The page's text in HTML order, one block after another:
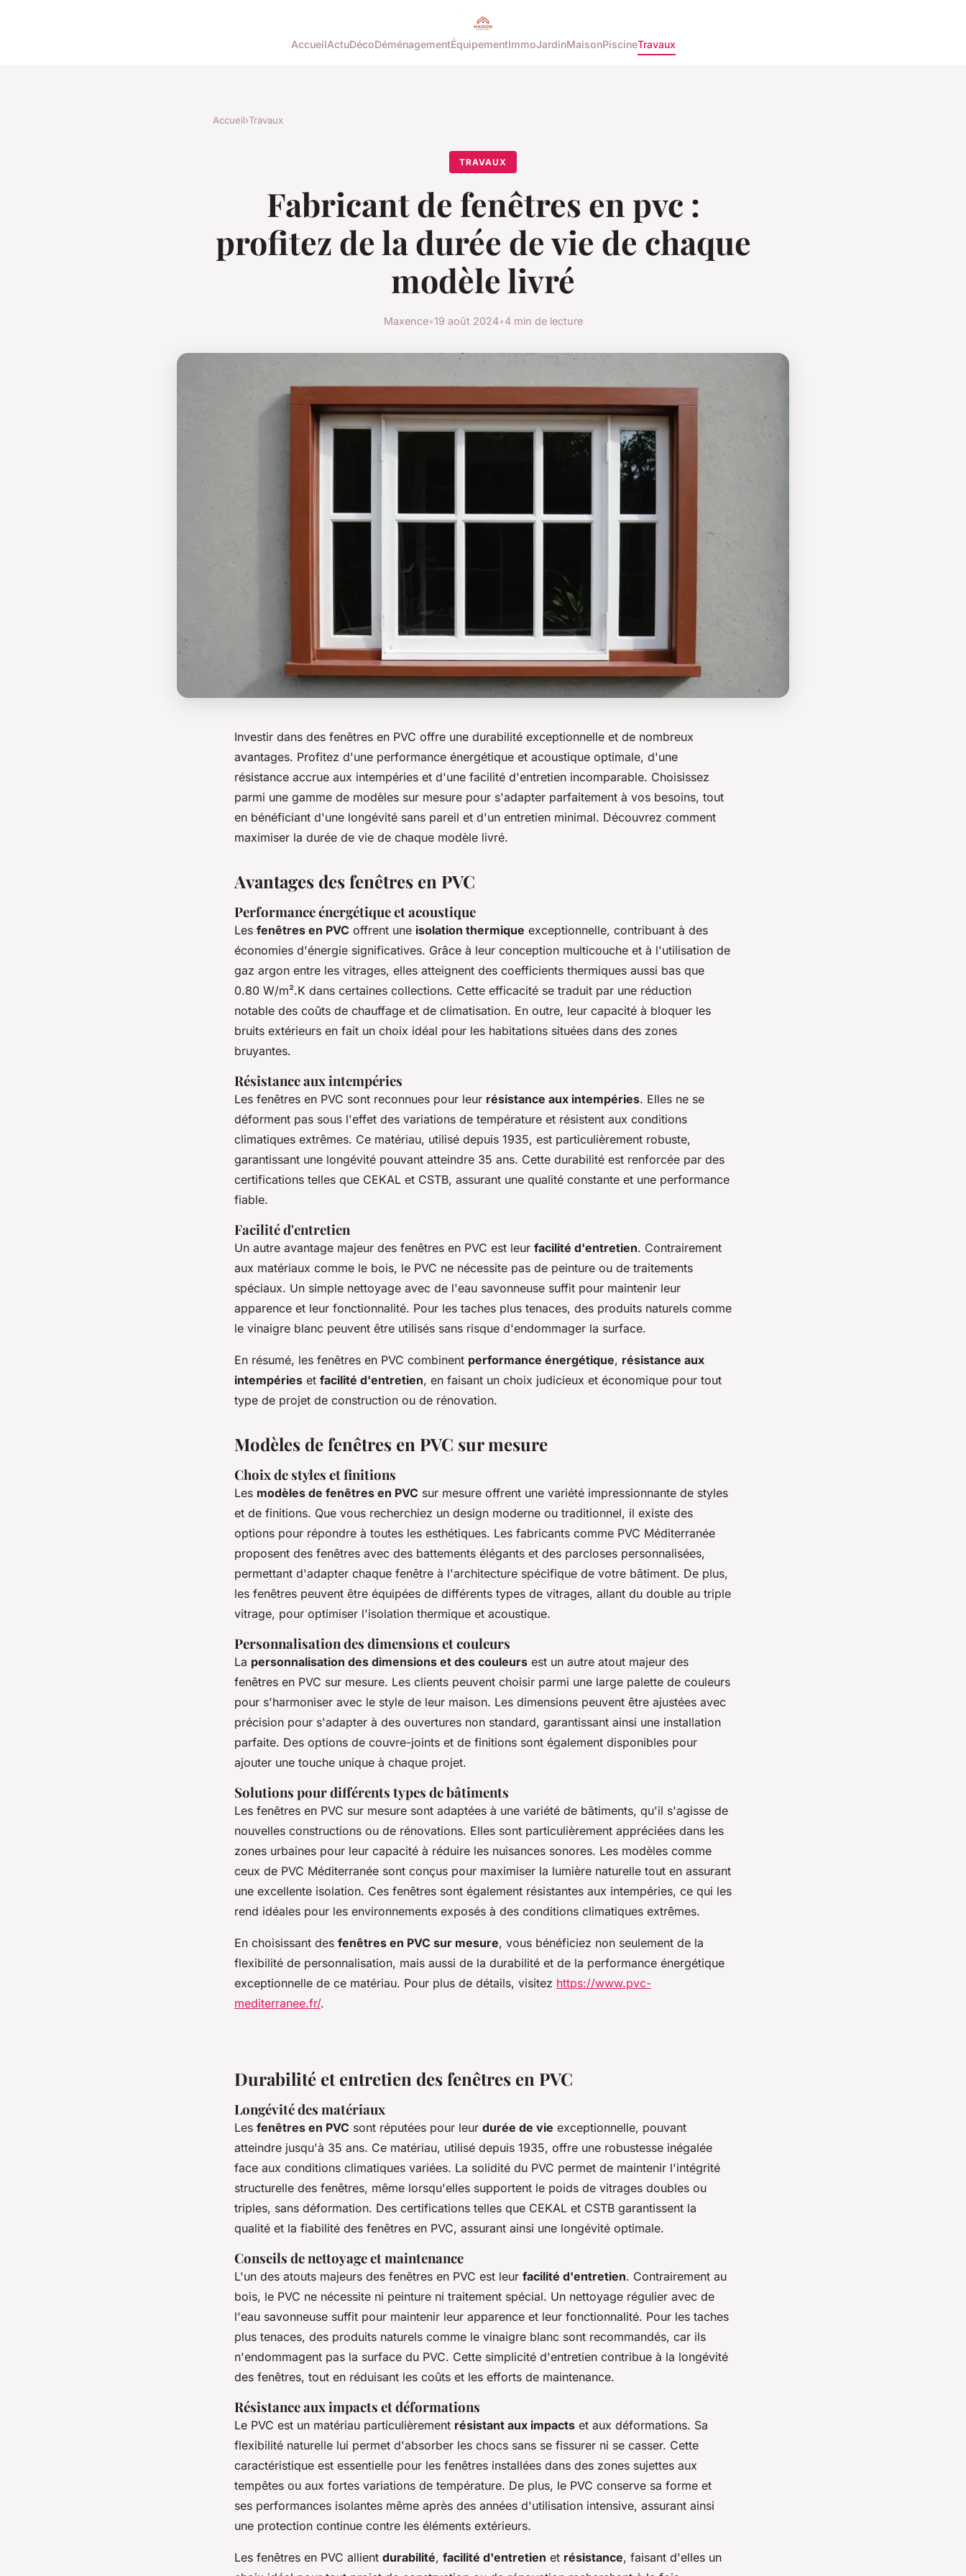
AccueilActuDécoDéménagementÉquipementImmoJardinMaisonPiscineTravaux
Accueil›Travaux
TRAVAUX
Fabricant de fenêtres en pvc :
profitez de la durée de vie de chaque
modèle livré
Maxence•19 août 2024•4 min de lecture
Investir dans des fenêtres en PVC offre une durabilité exceptionnelle et de nombreux
avantages. Profitez d'une performance énergétique et acoustique optimale, d'une
résistance accrue aux intempéries et d'une facilité d'entretien incomparable. Choisissez
parmi une gamme de modèles sur mesure pour s'adapter parfaitement à vos besoins, tout
en bénéficiant d'une longévité sans pareil et d'un entretien minimal. Découvrez comment
maximiser la durée de vie de chaque modèle livré.
Avantages des fenêtres en PVC
Performance énergétique et acoustique
Les fenêtres en PVC offrent une isolation thermique exceptionnelle, contribuant à des
économies d'énergie significatives. Grâce à leur conception multicouche et à l'utilisation de
gaz argon entre les vitrages, elles atteignent des coefficients thermiques aussi bas que
0.80 W/m².K dans certaines collections. Cette efficacité se traduit par une réduction
notable des coûts de chauffage et de climatisation. En outre, leur capacité à bloquer les
bruits extérieurs en fait un choix idéal pour les habitations situées dans des zones
bruyantes.
Résistance aux intempéries
Les fenêtres en PVC sont reconnues pour leur résistance aux intempéries. Elles ne se
déforment pas sous l'effet des variations de température et résistent aux conditions
climatiques extrêmes. Ce matériau, utilisé depuis 1935, est particulièrement robuste,
garantissant une longévité pouvant atteindre 35 ans. Cette durabilité est renforcée par des
certifications telles que CEKAL et CSTB, assurant une qualité constante et une performance
fiable.
Facilité d'entretien
Un autre avantage majeur des fenêtres en PVC est leur facilité d'entretien. Contrairement
aux matériaux comme le bois, le PVC ne nécessite pas de peinture ou de traitements
spéciaux. Un simple nettoyage avec de l'eau savonneuse suffit pour maintenir leur
apparence et leur fonctionnalité. Pour les taches plus tenaces, des produits naturels comme
le vinaigre blanc peuvent être utilisés sans risque d'endommager la surface.
En résumé, les fenêtres en PVC combinent performance énergétique, résistance aux
intempéries et facilité d'entretien, en faisant un choix judicieux et économique pour tout
type de projet de construction ou de rénovation.
Modèles de fenêtres en PVC sur mesure
Choix de styles et finitions
Les modèles de fenêtres en PVC sur mesure offrent une variété impressionnante de styles
et de finitions. Que vous recherchiez un design moderne ou traditionnel, il existe des
options pour répondre à toutes les esthétiques. Les fabricants comme PVC Méditerranée
proposent des fenêtres avec des battements élégants et des parcloses personnalisées,
permettant d'adapter chaque fenêtre à l'architecture spécifique de votre bâtiment. De plus,
les fenêtres peuvent être équipées de différents types de vitrages, allant du double au triple
vitrage, pour optimiser l'isolation thermique et acoustique.
Personnalisation des dimensions et couleurs
La personnalisation des dimensions et des couleurs est un autre atout majeur des
fenêtres en PVC sur mesure. Les clients peuvent choisir parmi une large palette de couleurs
pour s'harmoniser avec le style de leur maison. Les dimensions peuvent être ajustées avec
précision pour s'adapter à des ouvertures non standard, garantissant ainsi une installation
parfaite. Des options de couvre-joints et de finitions sont également disponibles pour
ajouter une touche unique à chaque projet.
Solutions pour différents types de bâtiments
Les fenêtres en PVC sur mesure sont adaptées à une variété de bâtiments, qu'il s'agisse de
nouvelles constructions ou de rénovations. Elles sont particulièrement appréciées dans les
zones urbaines pour leur capacité à réduire les nuisances sonores. Les modèles comme
ceux de PVC Méditerranée sont conçus pour maximiser la lumière naturelle tout en assurant
une excellente isolation. Ces fenêtres sont également résistantes aux intempéries, ce qui les
rend idéales pour les environnements exposés à des conditions climatiques extrêmes.
En choisissant des fenêtres en PVC sur mesure, vous bénéficiez non seulement de la
flexibilité de personnalisation, mais aussi de la durabilité et de la performance énergétique
exceptionnelle de ce matériau. Pour plus de détails, visitez https://www.pvc-
mediterranee.fr/.
Durabilité et entretien des fenêtres en PVC
Longévité des matériaux
Les fenêtres en PVC sont réputées pour leur durée de vie exceptionnelle, pouvant
atteindre jusqu'à 35 ans. Ce matériau, utilisé depuis 1935, offre une robustesse inégalée
face aux conditions climatiques variées. La solidité du PVC permet de maintenir l'intégrité
structurelle des fenêtres, même lorsqu'elles supportent le poids de vitrages doubles ou
triples, sans déformation. Des certifications telles que CEKAL et CSTB garantissent la
qualité et la fiabilité des fenêtres en PVC, assurant ainsi une longévité optimale.
Conseils de nettoyage et maintenance
L'un des atouts majeurs des fenêtres en PVC est leur facilité d'entretien. Contrairement au
bois, le PVC ne nécessite ni peinture ni traitement spécial. Un nettoyage régulier avec de
l'eau savonneuse suffit pour maintenir leur apparence et leur fonctionnalité. Pour les taches
plus tenaces, des produits naturels comme le vinaigre blanc sont recommandés, car ils
n'endommagent pas la surface du PVC. Cette simplicité d'entretien contribue à la longévité
des fenêtres, tout en réduisant les coûts et les efforts de maintenance.
Résistance aux impacts et déformations
Le PVC est un matériau particulièrement résistant aux impacts et aux déformations. Sa
flexibilité naturelle lui permet d'absorber les chocs sans se fissurer ni se casser. Cette
caractéristique est essentielle pour les fenêtres installées dans des zones sujettes aux
tempêtes ou aux fortes variations de température. De plus, le PVC conserve sa forme et
ses performances isolantes même après des années d'utilisation intensive, assurant ainsi
une protection continue contre les éléments extérieurs.
Les fenêtres en PVC allient durabilité, facilité d'entretien et résistance, faisant d'elles un